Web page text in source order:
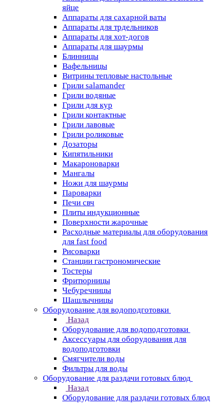
яйце
Аппараты для сахарной ваты
Аппараты для трдельников
Аппараты для хот-догов
Аппараты для шаурмы
Блинницы
Вафельницы
Витрины тепловые настольные
Грили salamander
Грили водяные
Грили для кур
Грили контактные
Грили лавовые
Грили роликовые
Дозаторы
Кипятильники
Макароноварки
Мангалы
Ножи для шаурмы
Пароварки
Печи свч
Плиты индукционные
Поверхности жарочные
Расходные материалы для оборудования
для fast food
Рисоварки
Станции гастрономические
Тостеры
Фритюрницы
Чебуречницы
Шашлычницы
Оборудование для водоподготовки
Назад
Оборудование для водоподготовки
Аксессуары для оборудования для
водоподготовки
Смягчители воды
Фильтры для воды
Оборудование для раздачи готовых блюд
Назад
Оборудование для раздачи готовых блюд